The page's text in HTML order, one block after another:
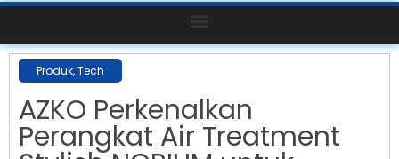
Produk,Tech
AZKO Perkenalkan
Perangkat Air Treatment